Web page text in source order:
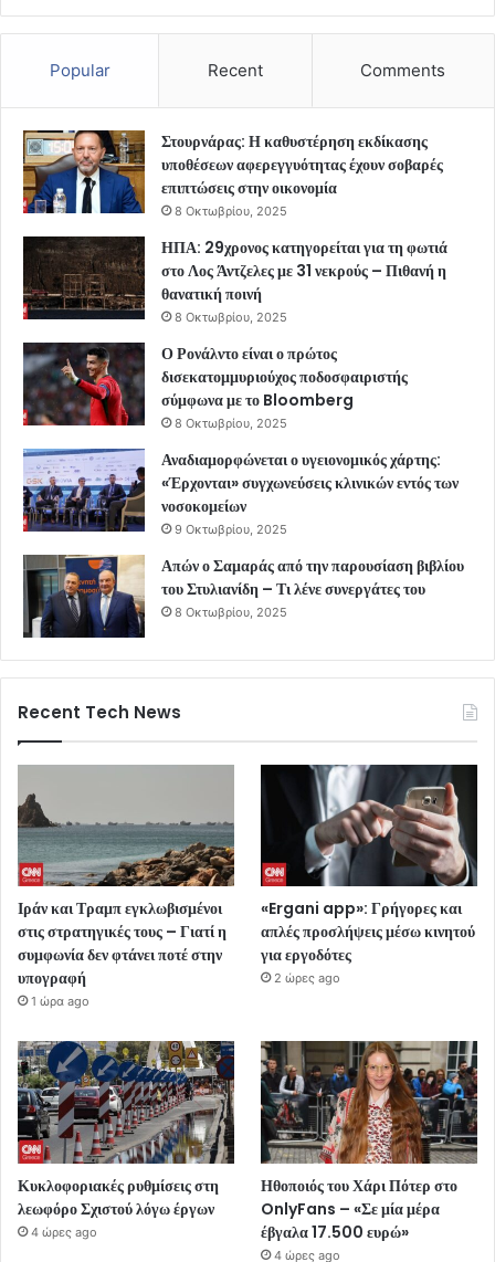
Popular Recent Comments
Στουρνάρας: Η καθυστέρηση εκδίκασης
υποθέσεων αφερεγγυότητας έχουν σοβαρές
επιπτώσεις στην οικονομία
8 Οκτωβρίου, 2025
ΗΠΑ: 29χρονος κατηγορείται για τη φωτιά
στο Λος Άντζελες με 31 νεκρούς – Πιθανή η
θανατική ποινή
8 Οκτωβρίου, 2025
Ο Ρονάλντο είναι ο πρώτος
δισεκατομμυριούχος ποδοσφαιριστής
σύμφωνα με το Bloomberg
8 Οκτωβρίου, 2025
Αναδιαμορφώνεται ο υγειονομικός χάρτης:
«Έρχονται» συγχωνεύσεις κλινικών εντός των
νοσοκομείων
9 Οκτωβρίου, 2025
Απών ο Σαμαράς από την παρουσίαση βιβλίου
του Στυλιανίδη – Τι λένε συνεργάτες του
8 Οκτωβρίου, 2025
Recent Tech News
Ιράν και Τραμπ εγκλωβισμένοι
στις στρατηγικές τους – Γιατί η
συμφωνία δεν φτάνει ποτέ στην
υπογραφή
1 ώρα ago
«Ergani app»: Γρήγορες και
απλές προσλήψεις μέσω κινητού
για εργοδότες
2 ώρες ago
Κυκλοφοριακές ρυθμίσεις στη
λεωφόρο Σχιστού λόγω έργων
4 ώρες ago
Ηθοποιός του Χάρι Πότερ στο
OnlyFans – «Σε μία μέρα
έβγαλα 17.500 ευρώ»
4 ώρες ago